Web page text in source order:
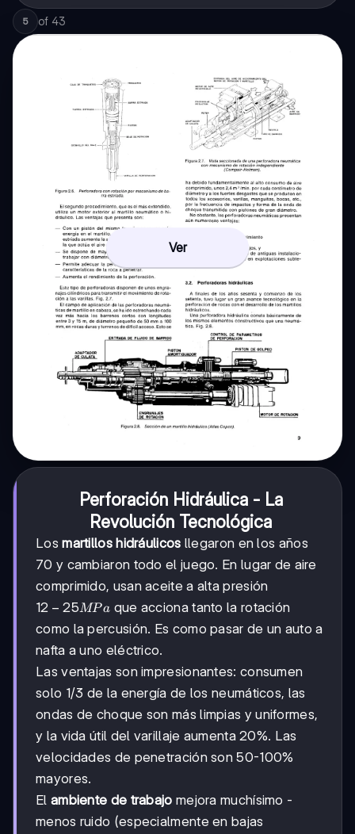
5 of 43
Ver
Perforación Hidráulica - La
Revolución Tecnológica
Losmartillos hidráulicos llegaron en los años
70 y cambiaron todo el juego. En lugar de aire
comprimido, usan aceite a alta presión
12-
25
MPa
12 − 25MPa que acciona tanto la rotación
como la percusión. Es como pasar de un auto a
nafta a uno eléctrico.
Las ventajas son impresionantes: consumen
solo 1/3 de la energía de los neumáticos, las
ondas de choque son más limpias y uniformes,
y la vida útil del varillaje aumenta 20%. Las
velocidades de penetración son 50-100%
mayores.
El ambiente de trabajo mejora muchísimo -
menos ruido (especialmente en bajas